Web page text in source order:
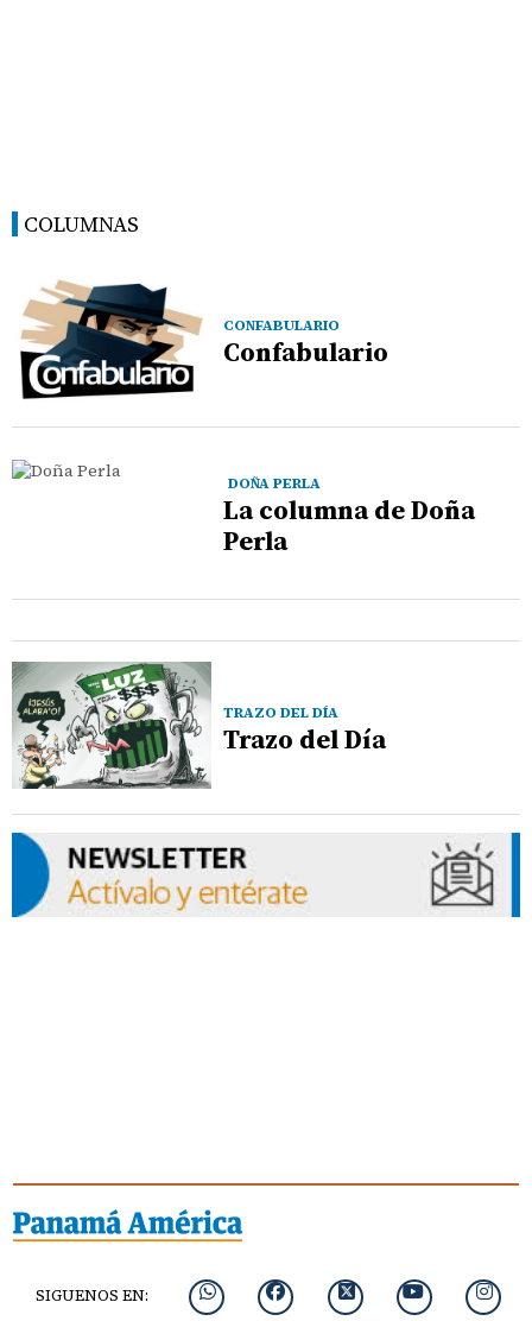
COLUMNAS
CONFABULARIO
Confabulario
DOÑA PERLA
La columna de Doña
Perla
TRAZO DEL DÍA
Trazo del Día
SIGUENOS EN: